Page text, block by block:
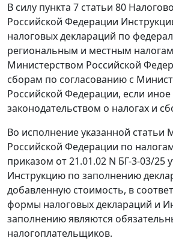
В силу пункта 7 статьи 80
Российской Федерации
налоговых деклараций по
региональным и местным
Министерством Российской
сборам по согласованию с
Российской Федерации, если
законодательством о налогах и
Во исполнение указанной статьи
Российской Федерации по
приказом от 21.01.02 N БГ-3-03/25
Инструкцию по заполнению
добавленную стоимость, в
формы налоговых деклараций и
заполнению являются
налогоплательщиков.